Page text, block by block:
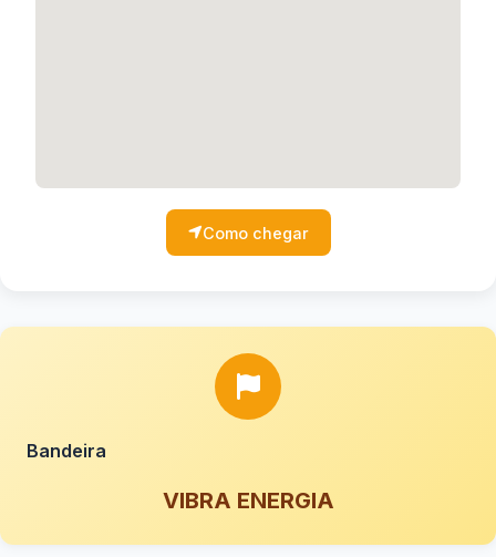
Como chegar
Bandeira
VIBRA ENERGIA